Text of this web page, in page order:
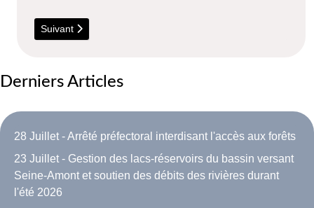
Article suivant : 2026-2027 - Les Conservatoires
Suivant
Derniers Articles
28 Juillet - Arrêté préfectoral interdisant l'accès aux forêts
23 Juillet - Gestion des lacs-réservoirs du bassin versant
Seine-Amont et soutien des débits des rivières durant
l'été 2026